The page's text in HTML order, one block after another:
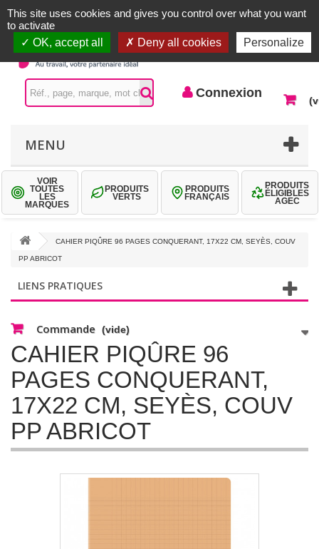
Contactez-nous
Connexion
MENU
VOIR
TOUTES
LES
MARQUES
PRODUITS
VERTS
PRODUITS
FRANÇAIS
PRODUITS
ÉLIGIBLES
AGEC
CAHIER PIQÛRE 96 PAGES CONQUERANT, 17X22 CM, SEYÈS, COUV
PP ABRICOT
LIENS PRATIQUES
Commande (vide)
CAHIER PIQÛRE 96
PAGES CONQUERANT,
17X22 CM, SEYÈS, COUV
PP ABRICOT
This site uses cookies and gives you control over what you want
to activate
OK, accept all
Deny all cookies Personalize